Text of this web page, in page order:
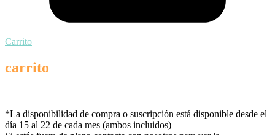
Carrito
carrito
*La disponibilidad de compra o suscripción está disponible desde el
día 15 al 22 de cada mes (ambos incluidos)